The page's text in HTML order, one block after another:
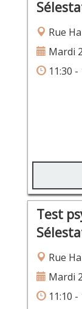
Rue
Mardi
11:30 -
Test
Rue
Mardi
11:10 -